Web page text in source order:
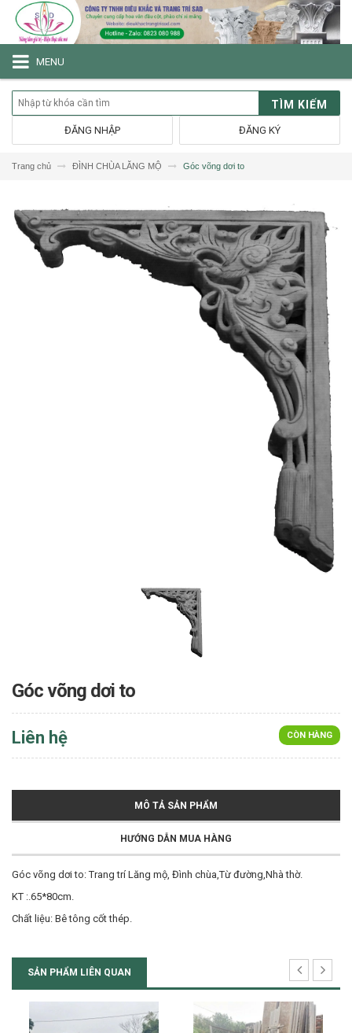
MENU
TÌM KIẾM
ĐĂNG KÝ
ĐĂNG NHẬP
Trang chủ ĐÌNH CHÙA LĂNG MỘ Góc võng dơi to
Góc võng dơi to
CÒN HÀNG
Liên hệ
MÔ TẢ SẢN PHẨM
HƯỚNG DẪN MUA HÀNG
Góc võng dơi to: Trang trí Lăng mộ, Đình chùa,Từ đường,Nhà thờ.
KT :.65*80cm.
Chất liệu: Bê tông cốt thép.
SẢN PHẨM LIÊN QUAN